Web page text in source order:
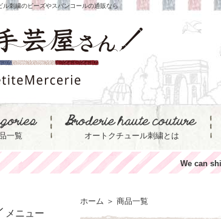
ル刺繍のビーズやスパンコールの通販なら
一覧 オートクチュール刺繍とは
We can
ホーム ＞ 商品一覧
メニュー